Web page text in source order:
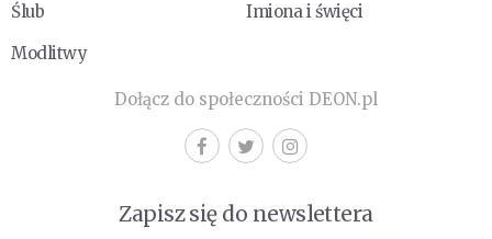
Ślub
Imiona i święci
Modlitwy
Dołącz do społeczności DEON.pl
Zapisz się do newslettera